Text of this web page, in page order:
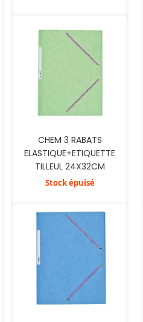
CHEM 3 RABATS
ELASTIQUE+ETIQUETTE
TILLEUL 24X32CM
Stock épuisé